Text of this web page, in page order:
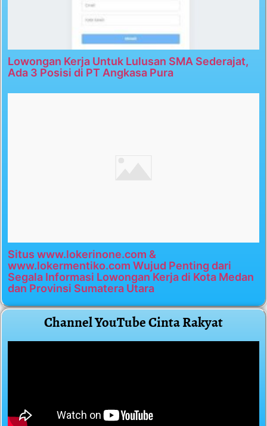
Lowongan Kerja Untuk Lulusan SMA Sederajat,
Ada 3 Posisi di PT Angkasa Pura
Situs www.lokerinone.com &
www.lokermentiko.com Wujud Penting dari
Segala Informasi Lowongan Kerja di Kota Medan
dan Provinsi Sumatera Utara
Channel YouTube Cinta Rakyat